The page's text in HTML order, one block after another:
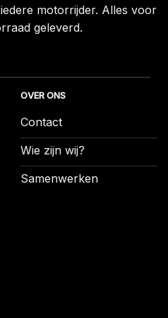
motorrijder. Alles voor
geleverd.
OVER ONS
Contact
Wie zijn wij?
Samenwerken